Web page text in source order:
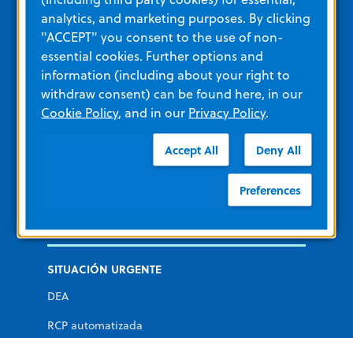
Desfibrilador para llevar puesto LifeVest
Formación y recursos
Otros recursos y enlaces
Ver todos los materiales del producto
SITUACIÓN URGENTE
DEA
RCP automatizada
analytics, and marketing purposes. By clicking
"ACCEPT" you consent to the use of non-
essential cookies. Further options and
information (including about your right to
withdraw consent) can be found here, in our
Cookie Policy, and in our Privacy Policy.
Accept All Deny All
Preferences